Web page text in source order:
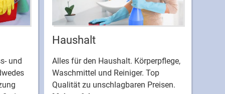
und
Haushalt
Alles für den Haushalt. Körperpflege,
Waschmittel und Reiniger. Top
Qualität zu unschlagbaren Preisen.